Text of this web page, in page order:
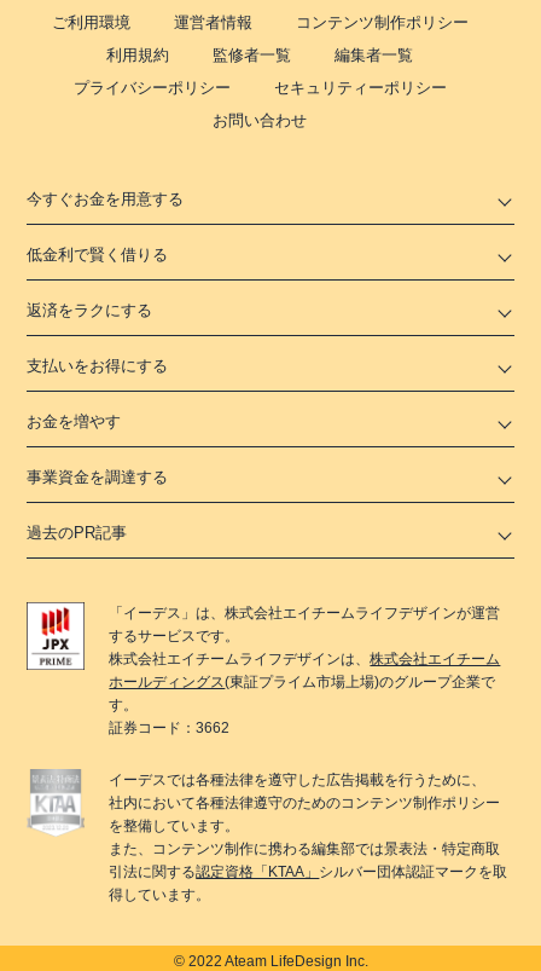
ご利用環境 運営者情報
コンテンツ制作ポリシー
利用規約
監修者一覧
編集者一覧
プライバシーポリシー
セキュリティーポリシー
お問い合わせ
今すぐお金を用意する
低金利で賢く借りる
返済をラクにする
支払いをお得にする
お金を増やす
事業資金を調達する
過去のPR記事
「 イーデス 」は、株式会社エイチームライフデザインが運営
するサービスです。
株式会社エイチームライフデザインは、株式会社エイチーム
ホールディングス(東証プライム市場上場)のグループ企業で
す。
証券コード：3662
イーデスでは各種法律を遵守した広告掲載を行うために、
社内において各種法律遵守のためのコンテンツ制作ポリシー
を整備しています。
また、コンテンツ制作に携わる編集部では景表法・特定商取
引法に関する認定資格「KTAA」 シルバー団体認証マークを取
得しています。
© 2022 Ateam LifeDesign Inc.